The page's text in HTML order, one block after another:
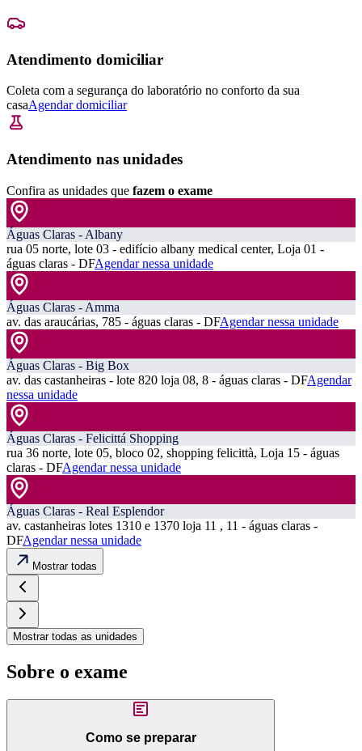
Atendimento domiciliar
Coleta com a segurança do laboratório no conforto da sua
casaAgendar domiciliar
Atendimento nas unidades
Confira as unidades que fazem o exame
Águas Claras - Albany
rua 05 norte, lote 03 - edifício albany medical center, Loja 01 -
águas claras - DFAgendar nessa unidade
Águas Claras - Amma
av. das araucárias, 785 - águas claras - DFAgendar nessa unidade
Águas Claras - Big Box
av. das castanheiras - lote 820 loja 08, 8 - águas claras - DFAgendar
nessa unidade
Águas Claras - Felicittá Shopping
rua 36 norte, lote 05, bloco 02, shopping felicittà, Loja 15 - águas
claras - DFAgendar nessa unidade
Águas Claras - Real Esplendor
av. castanheiras lotes 1310 e 1370 loja 11 , 11 - águas claras -
DFAgendar nessa unidade
Mostrar todas
Mostrar todas as unidades
Sobre o exame
Como se preparar